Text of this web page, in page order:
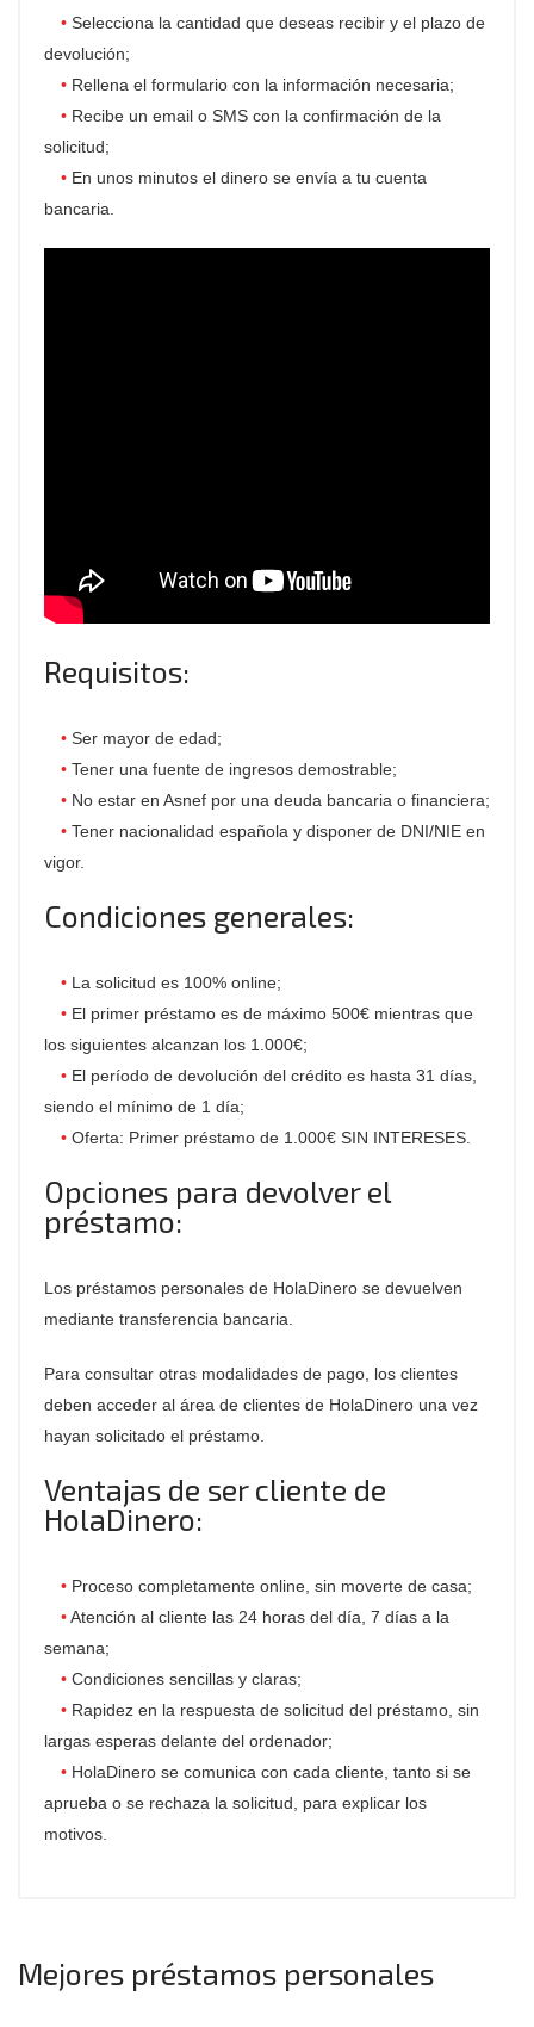
Selecciona la cantidad que deseas recibir y el plazo de
devolución;
Rellena el formulario con la información necesaria;
Recibe un email o SMS con la confirmación de la
solicitud;
En unos minutos el dinero se envía a tu cuenta
bancaria.
Requisitos:
Ser mayor de edad;
Tener una fuente de ingresos demostrable;
No estar en Asnef por una deuda bancaria o financiera;
Tener nacionalidad española y disponer de DNI/NIE en
vigor.
Condiciones generales:
La solicitud es 100% online;
El primer préstamo es de máximo 500€ mientras que
los siguientes alcanzan los 1.000€;
El período de devolución del crédito es hasta 31 días,
siendo el mínimo de 1 día;
Oferta: Primer préstamo de 1.000€ SIN INTERESES.
Opciones para devolver el
préstamo:
Los préstamos personales de HolaDinero se devuelven
mediante transferencia bancaria.
Para consultar otras modalidades de pago, los clientes
deben acceder al área de clientes de HolaDinero una vez
hayan solicitado el préstamo.
Ventajas de ser cliente de
HolaDinero:
Proceso completamente online, sin moverte de casa;
Atención al cliente las 24 horas del día, 7 días a la
semana;
Condiciones sencillas y claras;
Rapidez en la respuesta de solicitud del préstamo, sin
largas esperas delante del ordenador;
HolaDinero se comunica con cada cliente, tanto si se
aprueba o se rechaza la solicitud, para explicar los
motivos.
Mejores préstamos personales